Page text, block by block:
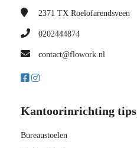
2371 TX Roelofarendsveen
0202444874
contact@flowork.nl
Kantoorinrichting tips
Bureaustoelen